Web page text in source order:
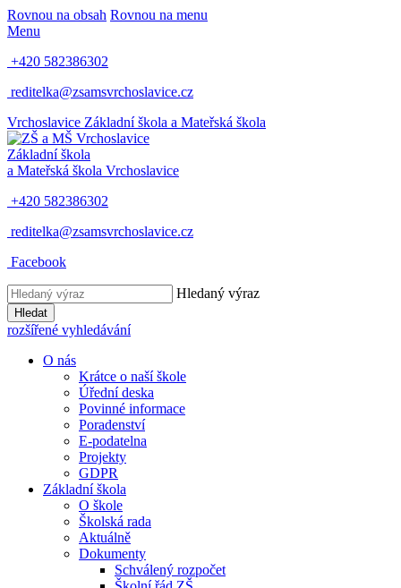
Rovnou na obsah Rovnou na menu
Menu
+420 582386302
reditelka@zsamsvrchoslavice.cz
Vrchoslavice Základní škola a Mateřská škola
Základní škola
a Mateřská škola Vrchoslavice
+420 582386302
reditelka@zsamsvrchoslavice.cz
Facebook
Hledaný výraz
Hledat
rozšířené vyhledávání
O nás
Krátce o naší škole
Úřední deska
Povinné informace
Poradenství
E-podatelna
Projekty
GDPR
Základní škola
O škole
Školská rada
Aktuálně
Dokumenty
Schválený rozpočet